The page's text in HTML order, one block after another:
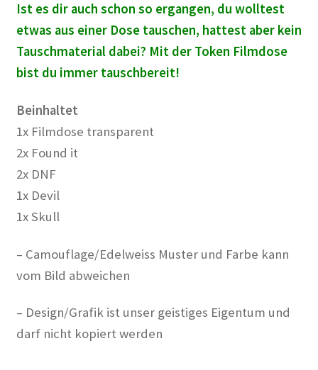
Ist es dir auch schon so ergangen, du wolltest
etwas aus einer Dose tauschen, hattest aber kein
Tauschmaterial dabei? Mit der Token Filmdose
bist du immer tauschbereit!
Beinhaltet
1x Filmdose transparent
2x Found it
2x DNF
1x Devil
1x Skull
– Camouflage/Edelweiss Muster und Farbe kann
vom Bild abweichen
– Design/Grafik ist unser geistiges Eigentum und
darf nicht kopiert werden